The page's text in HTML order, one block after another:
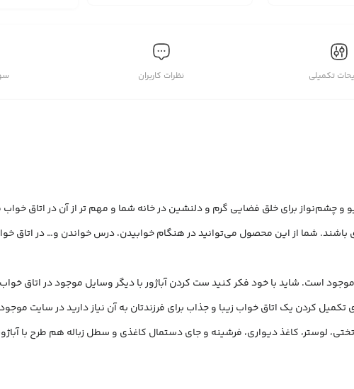
تکمیلی نظرات کاربران
و چشم‌نواز برای خلق فضایی گرم و دلنشین در خانه شما و مهم تر از آن در اتاق خواب
شما از این محصول می‌توانید در هنگام خوابیدن، درس خواندن و… در اتاق
است. شاید با خود فکر کنید ست کردن آباژور با دیگر وسایل موجود در اتاق
تکمیل کردن یک اتاق خواب زیبا و جذاب برای فرزندتان به آن نیاز دارید در سایت
لوستر، کاغذ دیواری، فرشینه و جای دستمال کاغذی و سطل زباله هم طرح با